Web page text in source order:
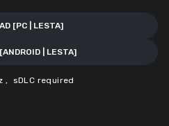
[PC | LESTA]
| LESTA]
, sDLC required